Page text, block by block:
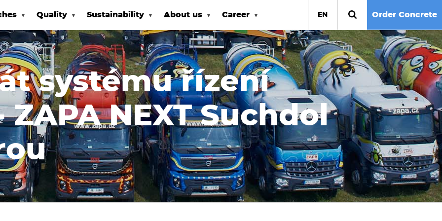
Quality Sustainability About us Career EN Order Concrete
systému řízení
NEXT Suchdol